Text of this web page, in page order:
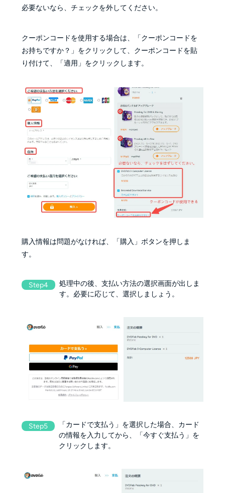
必要ないなら、チェックを外してください。
クーポンコードを使用する場合は、「クーポンコードを
お持ちですか？」をクリックして、クーポンコードを貼
り付けて、「適用」をクリックします。
購入情報は問題がなければ、「購入」ボタンを押しま
す。
Step4
処理中の後、支払い方法の選択画面が出しま
す。必要に応じて、選択しましょう。
Step5
「カードで支払う」を選択した場合、カード
の情報を入力してから、「今すぐ支払う」を
クリックします。